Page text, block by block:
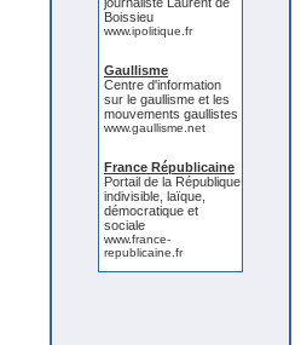
Boissieu
www.ipolitique.fr
Gaullisme
Centre d'information
sur le gaullisme et les
mouvements gaullistes
www.gaullisme.net
France Républicaine
Portail de la République
indivisible, laïque,
démocratique et
sociale
www.france-
republicaine.fr